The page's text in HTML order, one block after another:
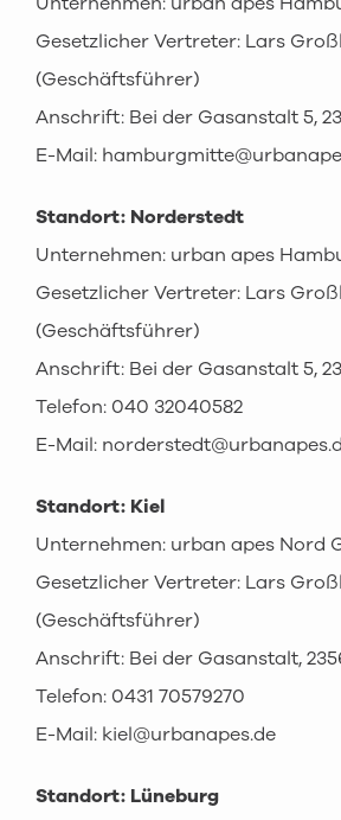
Gesetzlicher Vertreter: Lars
(Geschäftsführer)
Anschrift: Bei der Gasanstalt 5,
E-Mail:
Standort: Norderstedt
Unternehmen: urban apes
Gesetzlicher Vertreter: Lars
(Geschäftsführer)
Anschrift: Bei der Gasanstalt 5,
Telefon: 040 32040582
E-Mail:
Standort: Kiel
Unternehmen: urban apes Nord
Gesetzlicher Vertreter: Lars
(Geschäftsführer)
Anschrift: Bei der Gasanstalt,
Telefon: 0431 70579270
E-Mail: kiel@urbanapes.de
Standort: Lüneburg